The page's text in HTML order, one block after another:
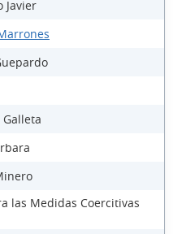
Javier
las Medidas Coercitivas